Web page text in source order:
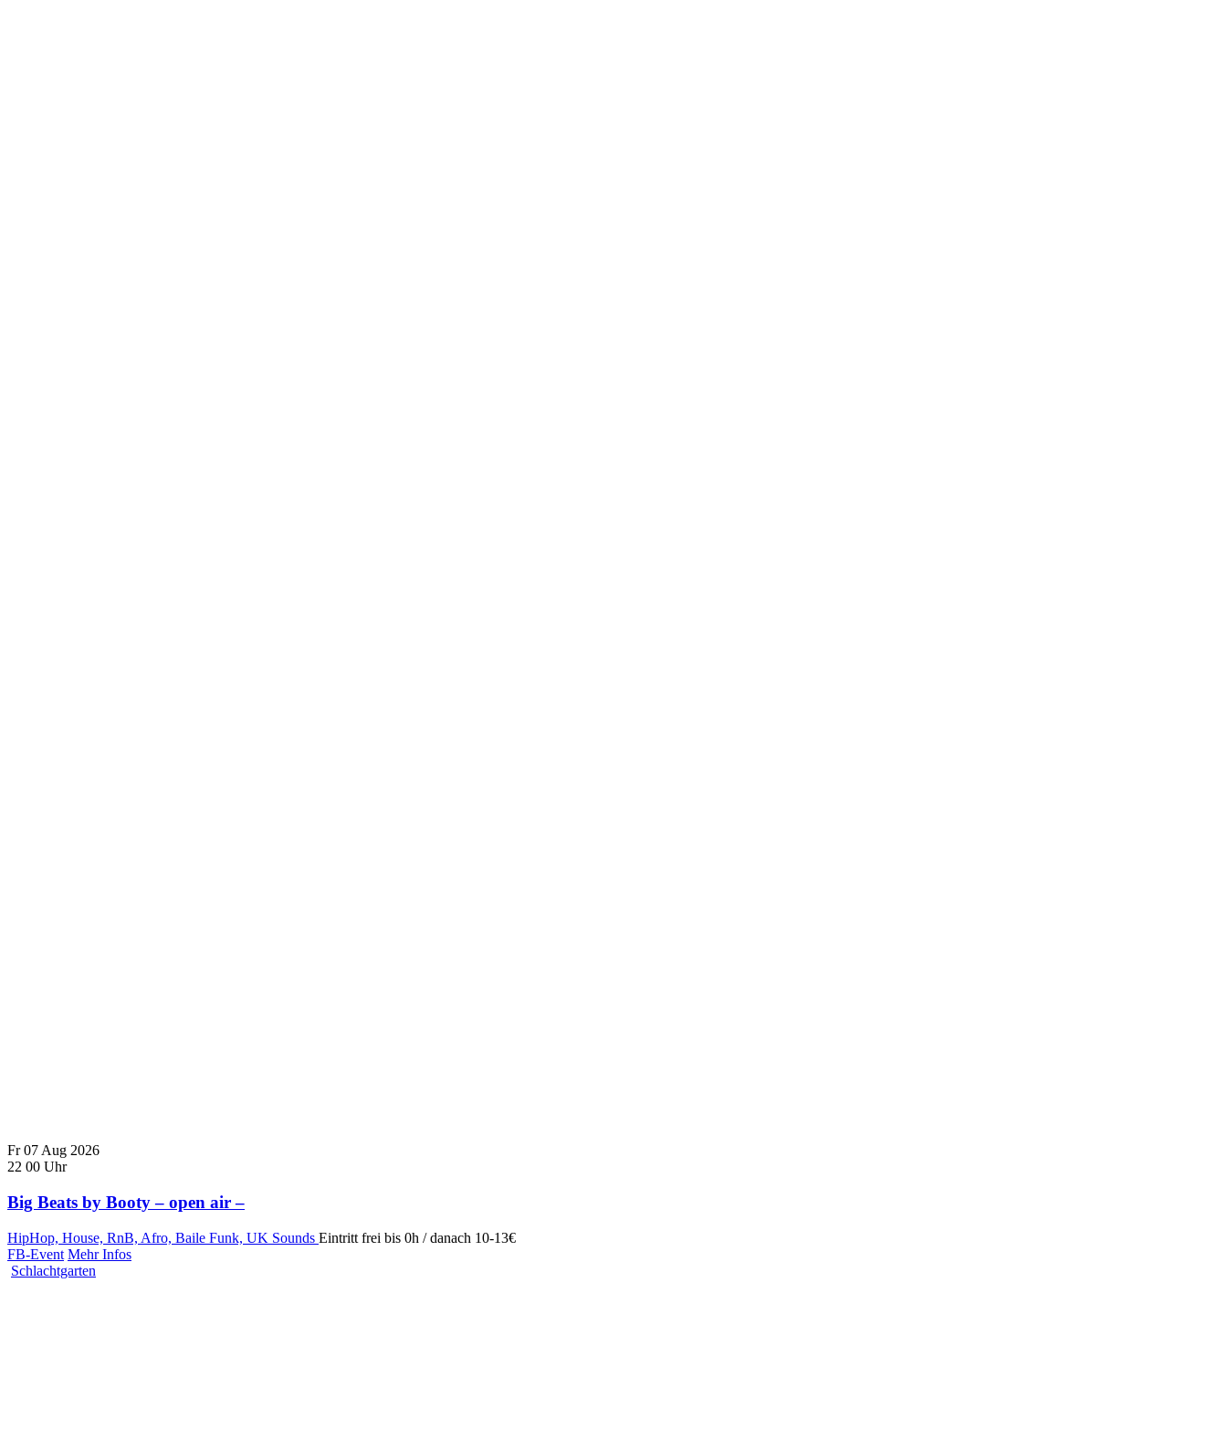
Fr 07 Aug 2026
22 00 Uhr
Big Beats by Booty – open air –
HipHop, House, RnB, Afro, Baile Funk, UK Sounds Eintritt frei bis 0h / danach 10-13€
FB-Event Mehr Infos
Schlachtgarten